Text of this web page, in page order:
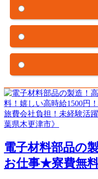
電子材料部品の
お仕事★寮費無